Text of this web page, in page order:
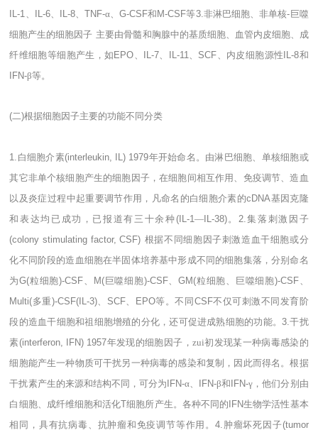
IL-1
IL-6、 IL-8、 TNF-α、G-CSF和 M-CSF等3. 非淋巴细胞、非单核- 巨噬
细胞产生的细胞因子 主要由骨髓和胸腺中的基质细胞、血管内皮细胞、成
纤维细胞等细胞产生，如 EPO IL-7 IL-11 SCF 、内皮细胞源性 IL-8和
IFN-β等。
(二)根据细胞因子主要的功能不同分类
1. 白细胞介素(interleukin, IL) 1979年开始命名。由淋巴细胞、单核细胞或
其它非单个核细胞产生的细胞因子，在细胞间相互作用、免疫调节、造血
以及炎症过程中起重要调节作用，凡命名的白细胞介素的cDNA基因克隆
和表达均已成功，已报道有三十余种 (IL-1―IL-38)。 2.集落刺激因子
(colony stimulating factor, CSF) 根据不同细胞因子刺激造血干细胞或分
化不同阶段的造血细胞在半固体培养基中形成不同的细胞集落，分别命名
为G(粒细胞)-CSF、 M(巨噬细胞)-CSF、GM(粒细胞、巨噬细胞)-CSF、
Multi(多重)-CSF(IL-3)、 SCF、 EPO等。不同 CSF不仅可刺激不同发育阶
段的造血干细胞和祖细胞增殖的分化，还可促进成熟细胞的功能。3.干扰
素(interferon, IFN) 1957年发现的细胞因子，zui初发现某一种病毒感染的
细胞能产生一种物质可干扰另一种病毒的感染和复制，因此而得名。根据
干扰素产生的来源和结构不同，可分为 IFN-α、 IFN-β和 IFN-γ，他们分别由
白细胞、成纤维细胞和活化T细胞所产生。各种不同的 IFN生物学活性基本
相同，具有抗病毒、抗肿瘤和免疫调节等作用。4. 肿瘤坏死因子(tumor